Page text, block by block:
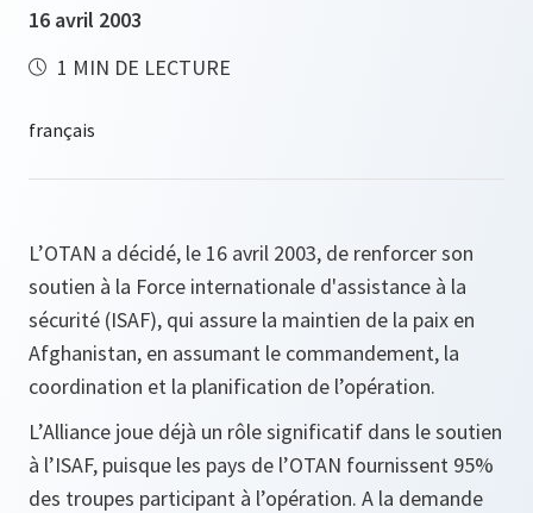
16 avril 2003
1 MIN DE LECTURE
L’OTAN a décidé, le 16 avril 2003, de renforcer son
soutien à la Force internationale d'assistance à la
sécurité (ISAF), qui assure la maintien de la paix en
Afghanistan, en assumant le commandement, la
coordination et la planification de l’opération.
L’Alliance joue déjà un rôle significatif dans le soutien
à l’ISAF, puisque les pays de l’OTAN fournissent 95%
des troupes participant à l’opération. A la demande